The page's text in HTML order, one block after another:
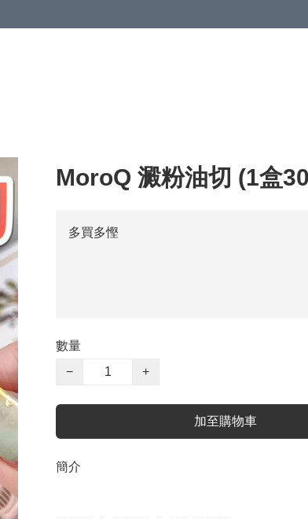
MoroQ 澱粉油切 (1盒
多買多慳
數量
−
+
加至購物車
簡介